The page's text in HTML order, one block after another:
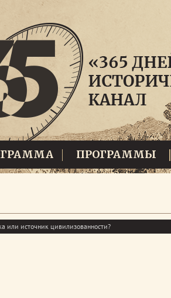
ПРОГРАММЫ
или источник цивилизованности?